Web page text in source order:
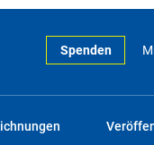
Spenden